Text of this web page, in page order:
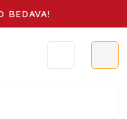
BEDAVA!